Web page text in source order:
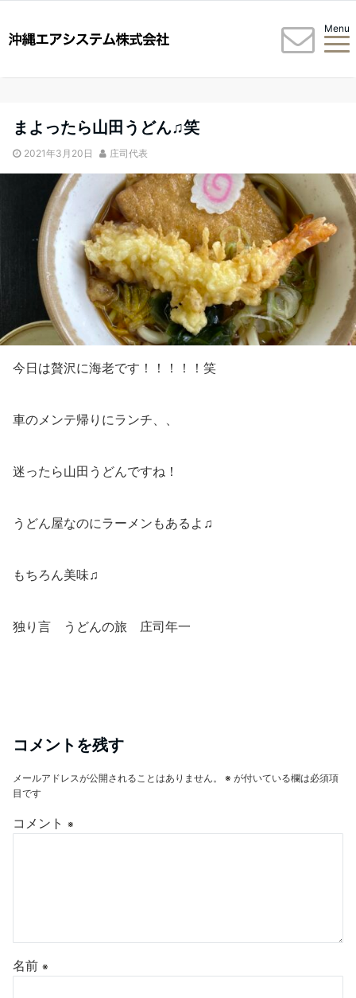
Menu
まよったら山田うどん♫笑
2021年3月20日 庄司代表
今日は贅沢に海老です！！！！！笑
車のメンテ帰りにランチ、、
迷ったら山田うどんですね！
うどん屋なのにラーメンもあるよ♫
もちろん美味♫
独り言 うどんの旅 庄司年一
コメントを残す
メールアドレスが公開されることはありません。 ※ が付いている欄は必須項
目です
コメント ※
名前 ※